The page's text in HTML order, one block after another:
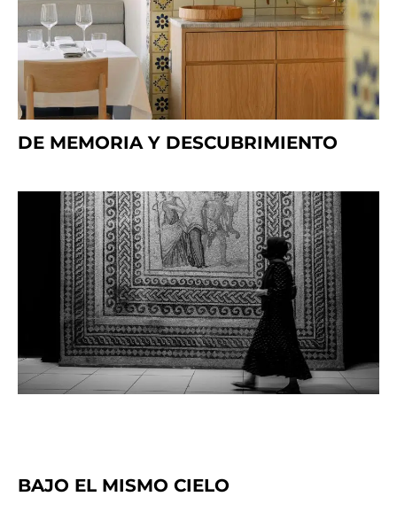
DE MEMORIA Y DESCUBRIMIENTO
BAJO EL MISMO CIELO